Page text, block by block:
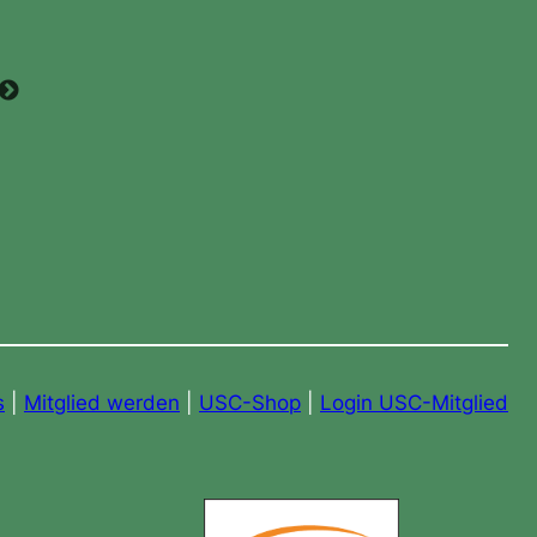
Mitglied werden USC-Shop Login USC-Mitglied